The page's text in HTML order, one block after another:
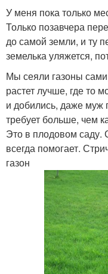
У меня пока только
Только позавчера
до самой земли, и ту
земелька уляжется,
Мы сеяли газоны
растет лучше, где то
и добились, даже муж
требует больше, чем
Это в плодовом саду.
всегда помогает.
газон